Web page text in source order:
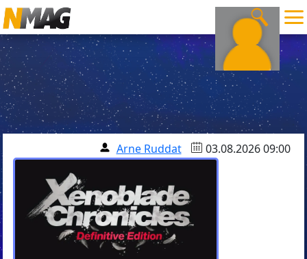
Arne Ruddat 03.08.2026 09:00